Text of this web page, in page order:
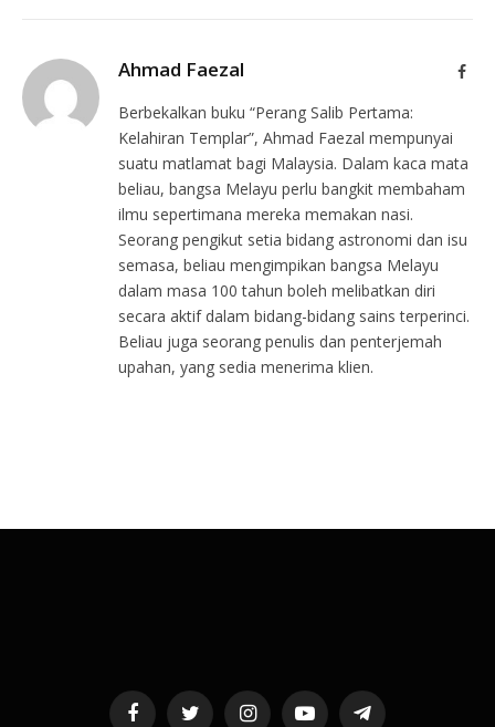
Ahmad Faezal
Berbekalkan buku “Perang Salib Pertama:
Kelahiran Templar”, Ahmad Faezal mempunyai
suatu matlamat bagi Malaysia. Dalam kaca mata
beliau, bangsa Melayu perlu bangkit membaham
ilmu sepertimana mereka memakan nasi.
Seorang pengikut setia bidang astronomi dan isu
semasa, beliau mengimpikan bangsa Melayu
dalam masa 100 tahun boleh melibatkan diri
secara aktif dalam bidang-bidang sains terperinci.
Beliau juga seorang penulis dan penterjemah
upahan, yang sedia menerima klien.
FacebookTwitter InstagramYouTubeTelegram